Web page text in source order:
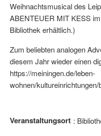
Weihnachtsmusical des
ABENTEUER MIT KESS
Bibliothek erhältlich.)
Zum beliebten analogen
diesem Jahr wieder einen
https://meiningen.de/leben-
wohnen/
Veranstaltungsort